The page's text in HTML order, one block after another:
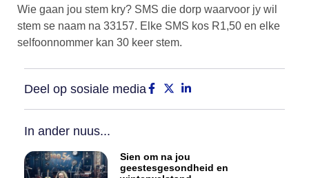
Wie gaan jou stem kry? SMS die dorp waarvoor jy wil
stem se naam na 33157. Elke SMS kos R1,50 en elke
selfoonnommer kan 30 keer stem.
Deel op sosiale media
In ander nuus...
Sien om na jou
geestesgesondheid en